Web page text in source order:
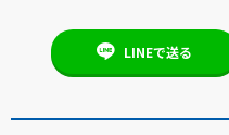
LINEで送る